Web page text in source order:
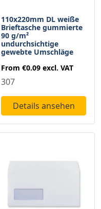
110x220mm DL weiße
Brieftasche gummierte
90 g/m²
undurchsichtige
gewebte Umschläge
From €0.09 excl. VAT
307
Details ansehen